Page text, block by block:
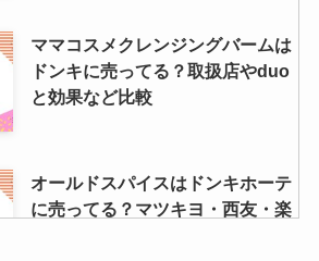
ママコスメクレンジングバームは
ドンキに売ってる？取扱店やduo
と効果など比較
オールドスパイスはドンキホーテ
に売ってる？マツキヨ・西友・楽